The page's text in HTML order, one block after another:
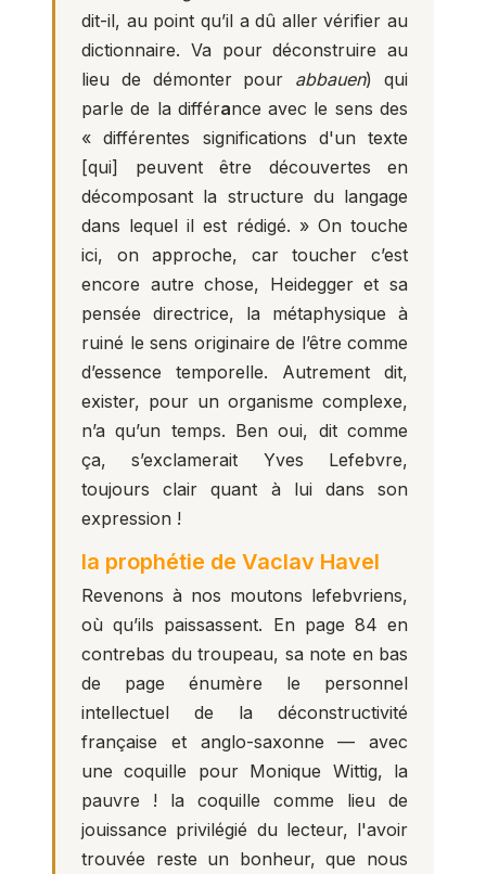
dit-il, au point qu’il a dû aller vérifier au
dictionnaire. Va pour déconstruire au
lieu de démonter pour abbauen) qui
parle de la différance avec le sens des
« différentes significations d'un texte
[qui] peuvent être découvertes en
décomposant la structure du langage
dans lequel il est rédigé. » On touche
ici, on approche, car toucher c’est
encore autre chose, Heidegger et sa
pensée directrice, la métaphysique à
ruiné le sens originaire de l’être comme
d’essence temporelle. Autrement dit,
exister, pour un organisme complexe,
n’a qu’un temps. Ben oui, dit comme
ça, s’exclamerait Yves Lefebvre,
toujours clair quant à lui dans son
expression !
la prophétie de Vaclav Havel
Revenons à nos moutons lefebvriens,
où qu’ils paissassent. En page 84 en
contrebas du troupeau, sa note en bas
de page énumère le personnel
intellectuel de la déconstructivité
française et anglo-saxonne — avec
une coquille pour Monique Wittig, la
pauvre ! la coquille comme lieu de
jouissance privilégié du lecteur, l'avoir
trouvée reste un bonheur, que nous